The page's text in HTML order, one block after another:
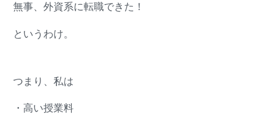
無事、外資系に転職できた！
というわけ。
つまり、私は
・高い授業料